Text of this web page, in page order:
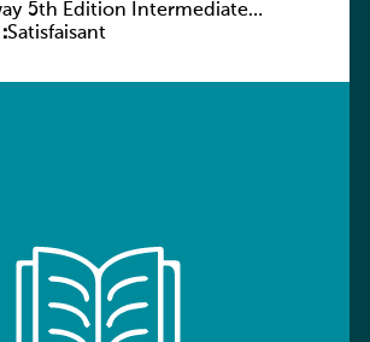
5th Edition Intermediate
without key
Satisfaisant